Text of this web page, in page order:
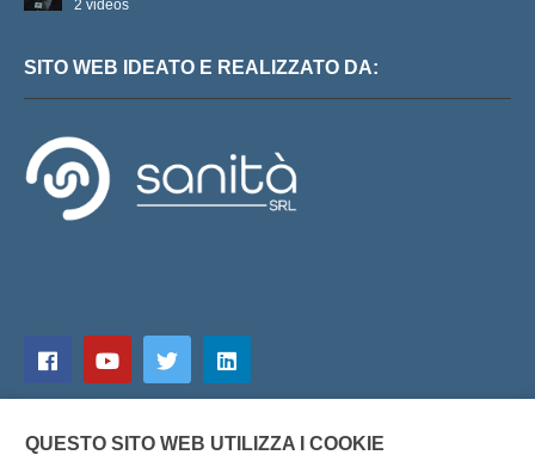
2 videos
SITO WEB IDEATO E REALIZZATO DA:
QUESTO SITO WEB UTILIZZA I COOKIE